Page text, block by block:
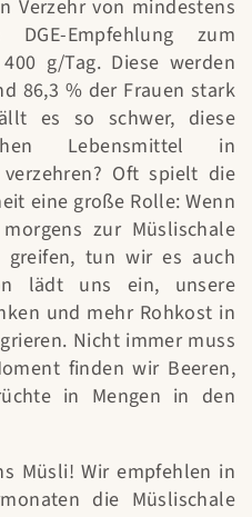
Verzehr von mindestens
Empfehlung zum
g/Tag. Diese werden
86,3 % der Frauen stark
es so schwer, diese
Lebensmittel in
Oft spielt die
eine große Rolle: Wenn
zur Müslischale
tun wir es auch
lädt uns ein, unsere
und mehr Rohkost in
Nicht immer muss
finden wir Beeren,
in Mengen in den
Müsli! Wir empfehlen in
die Müslischale